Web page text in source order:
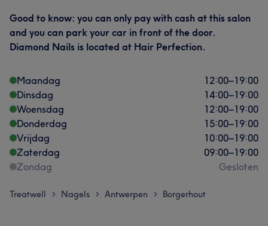
Good to know: you can only pay with cash at this salon
and you can park your car in front of the door.
Diamond Nails is located at Hair Perfection.
Maandag 12:00–19:00
Dinsdag
14:00–19:00
Woensdag
12:00–19:00
Donderdag
15:00–19:00
Vrijdag
10:00–19:00
Zaterdag
09:00–19:00
Zondag
Gesloten
Treatwell > Nagels > Antwerpen > Borgerhout